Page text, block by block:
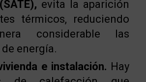
evita la aparición
térmicos, reduciendo
considerable las
energía.
e instalación. Hay